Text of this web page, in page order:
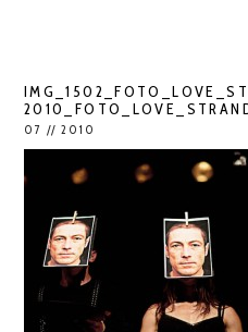
07 // 2010